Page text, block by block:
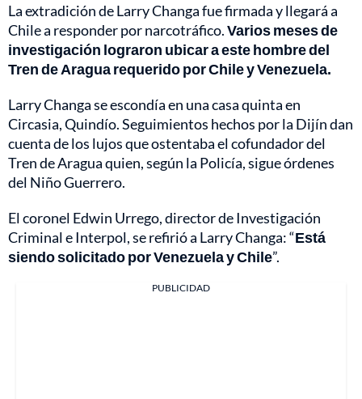
La extradición de Larry Changa fue firmada y llegará a
Chile a responder por narcotráfico.Varios meses de
investigación lograron ubicar a este hombre del
Tren de Aragua requerido por Chile y Venezuela.
Larry Changa se escondía en una casa quinta en
Circasia, Quindío. Seguimientos hechos por la Dijín dan
cuenta de los lujos que ostentaba el cofundador del
Tren de Aragua quien, según la Policía, sigue órdenes
del Niño Guerrero.
El coronel Edwin Urrego, director de Investigación
Criminal e Interpol, se refirió a Larry Changa: “Está
siendo solicitado por Venezuela y Chile”.
PUBLICIDAD